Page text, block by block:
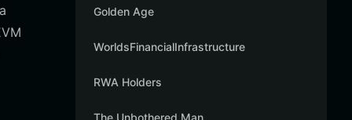
Golden Age
WorldsFinancialInfrastructure
RWA Holders
The Unbothered Man